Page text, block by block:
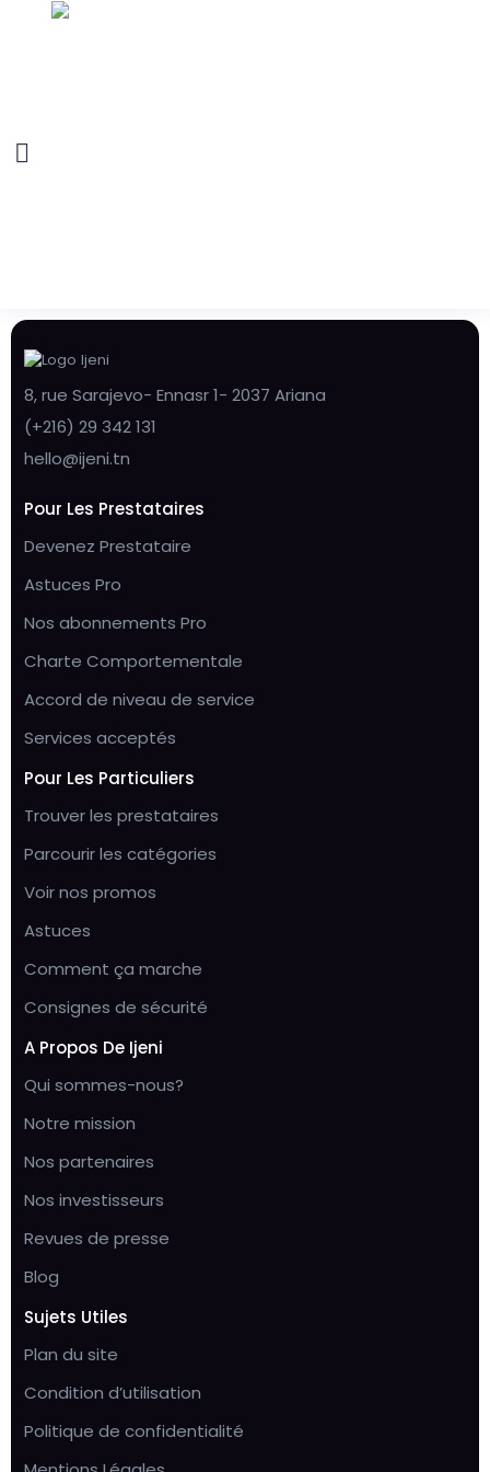
8, rue Sarajevo- Ennasr 1- 2037 Ariana
(+216) 29 342 131
hello@ijeni.tn
Pour Les Prestataires
Devenez Prestataire
Astuces Pro
Nos abonnements Pro
Charte Comportementale
Accord de niveau de service
Services acceptés
Pour Les Particuliers
Trouver les prestataires
Parcourir les catégories
Voir nos promos
Astuces
Comment ça marche
Consignes de sécurité
A Propos De Ijeni
Qui sommes-nous?
Notre mission
Nos partenaires
Nos investisseurs
Revues de presse
Blog
Sujets Utiles
Plan du site
Condition d’utilisation
Politique de confidentialité